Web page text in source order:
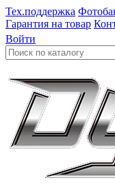
Тех.поддержка
Гарантия на товар
Войти